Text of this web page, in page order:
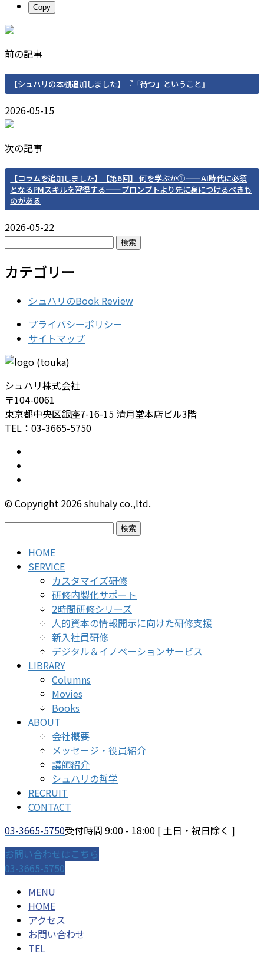
Copy
前の記事
【シュハリの本棚追加しました】『「待つ」ということ』
2026-05-15
次の記事
【コラムを追加しました】【第6回】 何を学ぶか①——AI時代に必須
となるPMスキルを習得する——プロンプトより先に身につけるべきも
のがある
2026-05-22
検
カテゴリー
シュハリのBook Review
プライバシーポリシー
サイトマップ
シュハリ株式会社
〒104-0061
東京都中央区銀座7-16-15 清月堂本店ビル3階
TEL：03-3665-5750
© Copyright 2026 shuhaly co.,ltd.
検
HOME
SERVICE
カスタマイズ研修
研修内製化サポート
2時間研修シリーズ
人的資本の情報開示に向けた研修支援
新入社員研修
デジタル＆イノベーションサービス
LIBRARY
Columns
Movies
Books
ABOUT
会社概要
メッセージ・役員紹介
講師紹介
シュハリの哲学
RECRUIT
CONTACT
03-3665-5750受付時間 9:00 - 18:00 [ 土日・祝日除く ]
お問い合わせはこちら
03-3665-5750
MENU
HOME
アクセス
お問い合わせ
TEL